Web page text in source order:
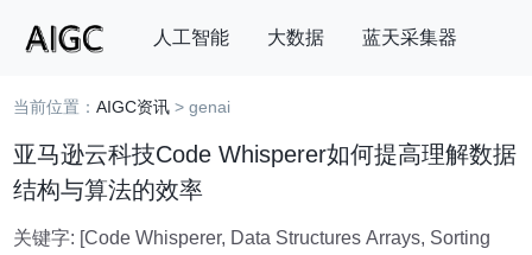
人工智能 大数据 蓝天采集器
搜索
当前位置：AIGC资讯 > genai
亚马逊云科技Code Whisperer如何提高理解数据
结构与算法的效率
关键字: [Code Whisperer, Data Structures Arrays, Sorting